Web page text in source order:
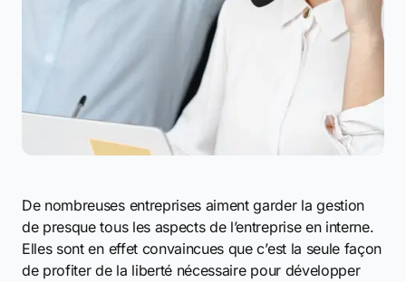
De nombreuses entreprises aiment garder la gestion
de presque tous les aspects de l’entreprise en interne.
Elles sont en effet convaincues que c’est la seule façon
de profiter de la liberté nécessaire pour développer